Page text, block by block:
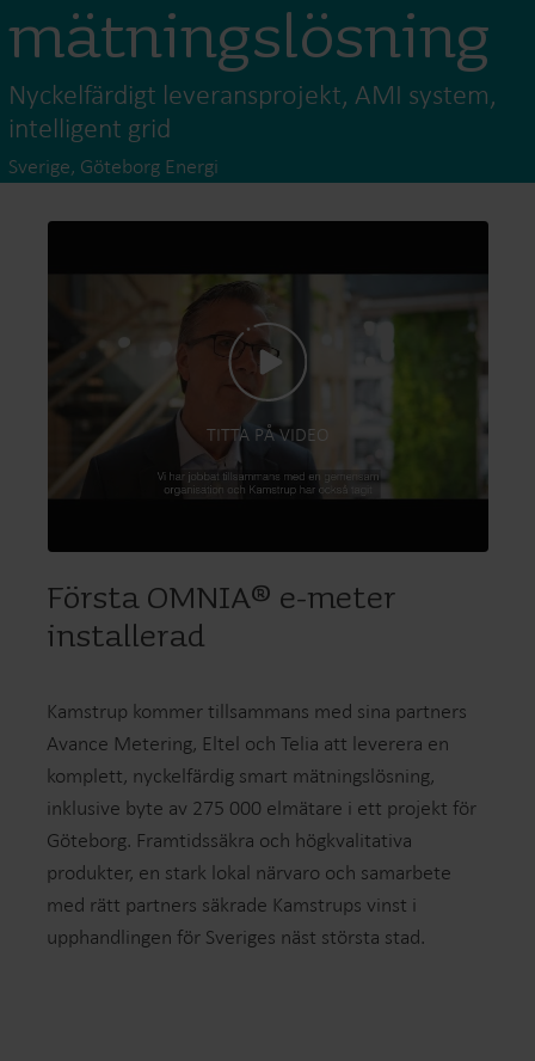
mätningslösning
Nyckelfärdigt leveransprojekt, AMI system,
intelligent grid
Sverige, Göteborg Energi
TITTA PÅ VIDEO
Första OMNIA® e-meter
installerad
Kamstrup kommer tillsammans med sina partners
Avance Metering, Eltel och Telia att leverera en
komplett, nyckelfärdig smart mätningslösning,
inklusive byte av 275 000 elmätare i ett projekt för
Göteborg. Framtidssäkra och högkvalitativa
produkter, en stark lokal närvaro och samarbete
med rätt partners säkrade Kamstrups vinst i
upphandlingen för Sveriges näst största stad.